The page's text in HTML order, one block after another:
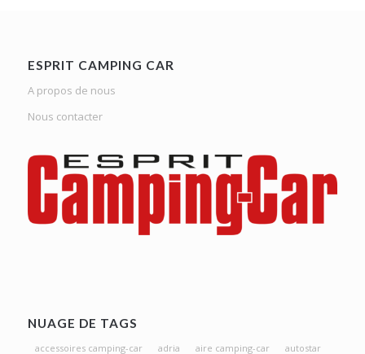
ESPRIT CAMPING CAR
A propos de nous
Nous contacter
NUAGE DE TAGS
accessoires camping-car adria aire camping-car
autostar